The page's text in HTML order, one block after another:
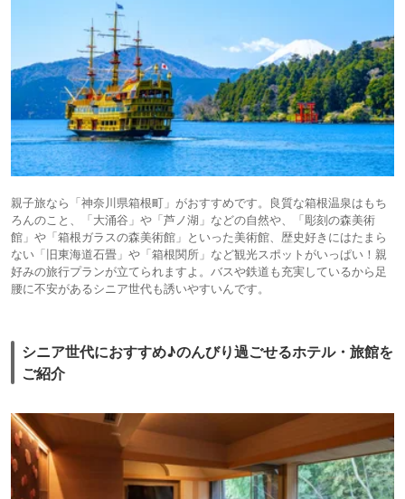
親子旅なら「神奈川県箱根町」がおすすめです。良質な箱根温泉はもち
ろんのこと、「大涌谷」や「芦ノ湖」などの自然や、「彫刻の森美術
館」や「箱根ガラスの森美術館」といった美術館、歴史好きにはたまら
ない「旧東海道石畳」や「箱根関所」など観光スポットがいっぱい！親
好みの旅行プランが立てられますよ。バスや鉄道も充実しているから足
腰に不安があるシニア世代も誘いやすいんです。
シニア世代におすすめ♪のんびり過ごせるホテル・旅館を
ご紹介